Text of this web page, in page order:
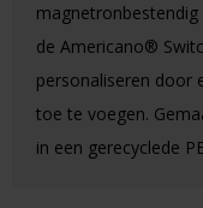
magnetronbestendig
de Americano®
personaliseren door
toe te voegen.
in een gerecyclede